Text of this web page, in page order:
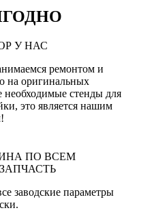
У НАС
ремонтом и
на оригинальных
стенды для
это является нашим
ПО ВСЕМ
заводские параметры